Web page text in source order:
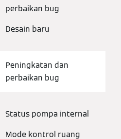
perbaikan bug
Desain baru
Peningkatan dan
perbaikan bug
Status pompa internal
Mode kontrol ruang